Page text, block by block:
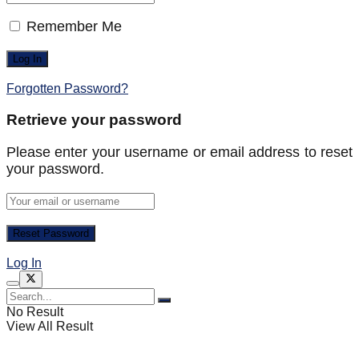
Remember Me
Forgotten Password?
Retrieve your password
Please enter your username or email address to reset
your password.
Log In
No Result
View All Result